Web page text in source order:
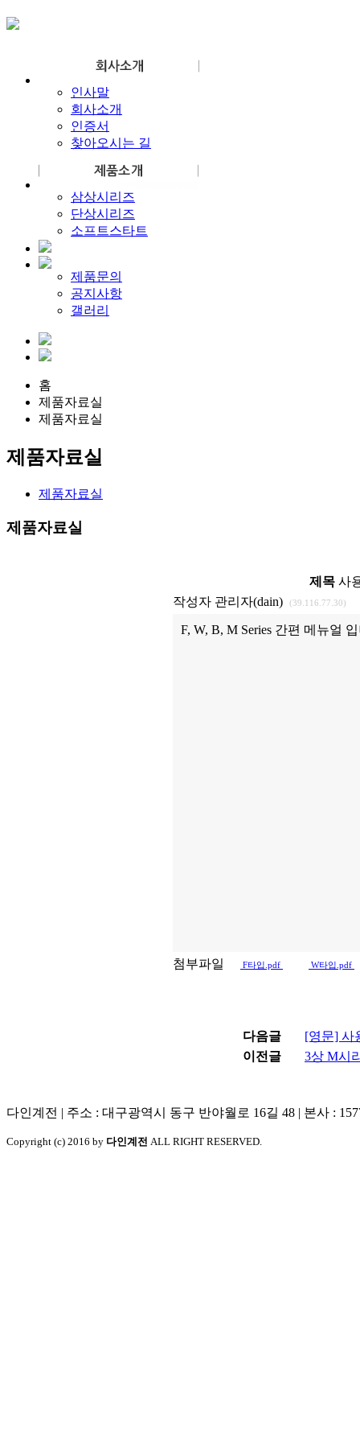
인사말
회사소개
인증서
찾아오시는 길
삼상시리즈
단상시리즈
소프트스타트
제품문의
공지사항
갤러리
홈
제품자료실
제품자료실
제품자료실
제품자료실
제품자료실
제목 사
작성자 관리자(dain) (39.116.77.30)
F, W, B, M Series 간편 메뉴얼
첨부파일 F타입.pdf W타입.pdf
다음글
[영문] 사
이전글
3상 M시
다인계전 | 주소 : 대구광역시 동구 반야월로 16길 48 | 본사 :
Copyright (c) 2016 by 다인계전 ALL RIGHT RESERVED.